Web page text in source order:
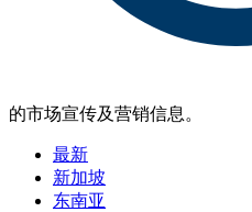
的市场宣传及营销信息。
最新
新加坡
东南亚